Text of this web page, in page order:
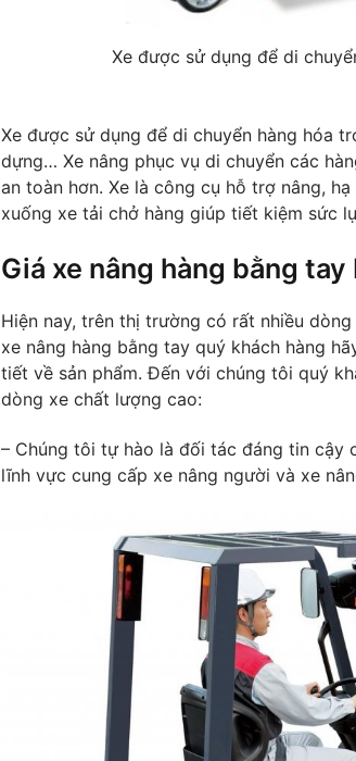
Xe được sử dụng để di
Xe được sử dụng để di chuyển hàng hóa
dựng… Xe nâng phục vụ di chuyển các
an toàn hơn. Xe là công cụ hỗ trợ nâng,
xuống xe tải chở hàng giúp tiết kiệm sức
Giá xe nâng hàng bằng
Hiện nay, trên thị trường có rất nhiều
xe nâng hàng bằng tay quý khách hàng
tiết về sản phẩm. Đến với chúng tôi quý
dòng xe chất lượng cao:
– Chúng tôi tự hào là đối tác đáng tin cậy
lĩnh vực cung cấp xe nâng người và xe